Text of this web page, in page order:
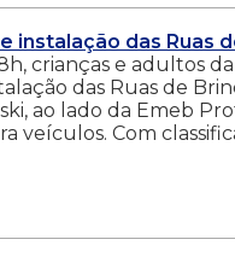
das Ruas
crianças e adultos
das Ruas de
ao lado da Emeb
veículos. Com